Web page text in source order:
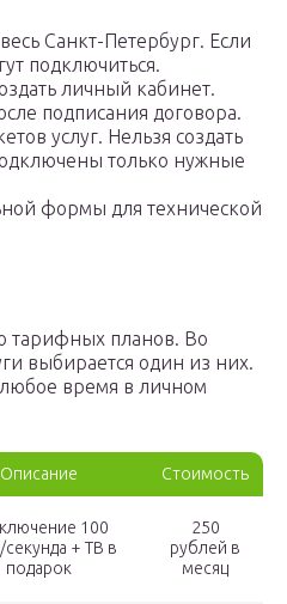
Санкт-Петербург. Если
подключиться.
личный кабинет.
подписания договора.
услуг. Нельзя создать
только нужные
формы для технической
тарифных планов. Во
выбирается один из них.
время в личном
Описание Стоимость
100
+ ТВ в
подарок
250
рублей в
месяц